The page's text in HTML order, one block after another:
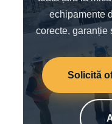
echipamente
corecte, garanție
Solicită